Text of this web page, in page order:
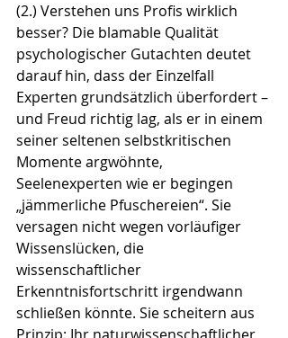
(2.) Verstehen uns Profis wirklich
besser? Die blamable Qualität
psychologischer Gutachten deutet
darauf hin, dass der Einzelfall
Experten grundsätzlich überfordert –
und Freud richtig lag, als er in einem
seiner seltenen selbstkritischen
Momente argwöhnte,
Seelenexperten wie er begingen
„jämmerliche Pfuschereien“. Sie
versagen nicht wegen vorläufiger
Wissenslücken, die
wissenschaftlicher
Erkenntnisfortschritt irgendwann
schließen könnte. Sie scheitern aus